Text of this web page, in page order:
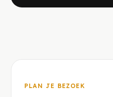
PLAN JE BEZOEK